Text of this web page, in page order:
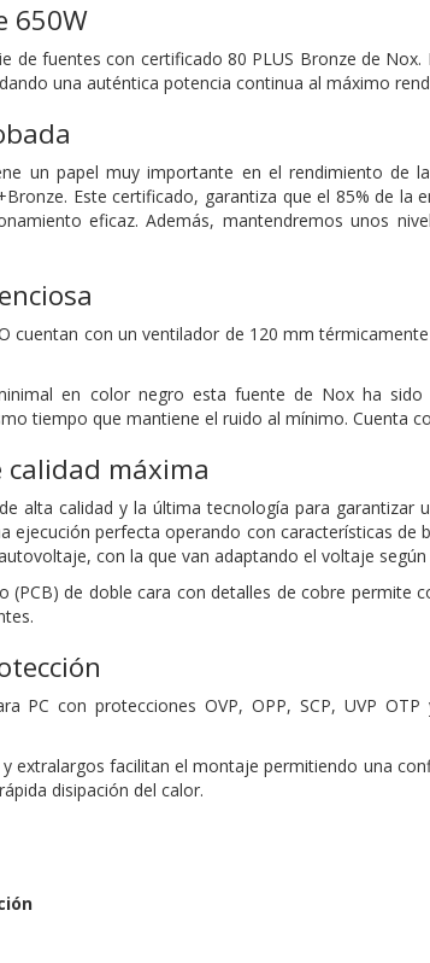
650W
de fuentes con certificado 80 PLUS Bronze de
una auténtica potencia continua al máximo
un papel muy importante en el rendimiento de
Este certificado, garantiza que el 85% de
eficaz. Además, mantendremos unos
cuentan con un ventilador de 120 mm
en color negro esta fuente de Nox ha
tiempo que mantiene el ruido al mínimo. Cuenta
calidad máxima
alta calidad y la última tecnología para garantizar
ejecución perfecta operando con características de
con la que van adaptando el voltaje
(PCB) de doble cara con detalles de cobre permite
PC con protecciones OVP, OPP, SCP, UVP
extralargos facilitan el montaje permitiendo una
disipación del calor.